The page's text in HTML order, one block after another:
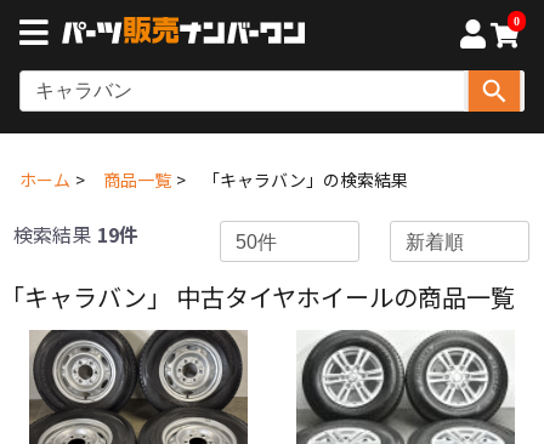
0
ホーム 商品一覧 「キャラバン」の検索結果
検索結果 19件
「キャラバン」 中古タイヤホイールの商品一覧